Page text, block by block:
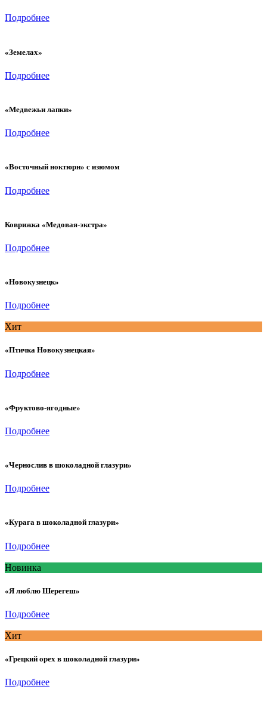
Подробнее
«Земелах»
Подробнее
«Медвежьи лапки»
Подробнее
«Восточный ноктюрн» с изюмом
Подробнее
Коврижка «Медовая-экстра»
Подробнее
«Новокузнецк»
Подробнее
Хит
«Птичка Новокузнецкая»
Подробнее
«Фруктово-ягодные»
Подробнее
«Чернослив в шоколадной глазури»
Подробнее
«Курага в шоколадной глазури»
Подробнее
Новинка
«Я люблю Шерегеш»
Подробнее
Хит
«Грецкий орех в шоколадной глазури»
Подробнее